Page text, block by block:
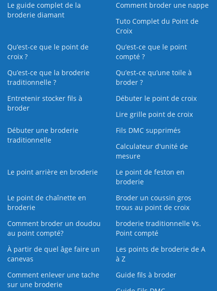
Le guide complet de la
broderie diamant
Comment broder une nappe
Tuto Complet du Point de
Croix
Qu’est-ce que le point de
croix ?
Qu’est-ce que le point
compté ?
Qu’est-ce que la broderie
traditionnelle ?
Qu’est‑ce qu’une toile à
broder ?
Entretenir stocker fils à
broder
Débuter le point de croix
Lire grille point de croix
Débuter une broderie
traditionnelle
Fils DMC supprimés
Calculateur d'unité de
mesure
Le point arrière en broderie
Le point de feston en
broderie
Le point de chaînette en
broderie
Broder un coussin gros
trous au point de croix
Comment broder un doudou
au point compté?
broderie traditionnelle Vs.
Point compté
À partir de quel âge faire un
canevas
Les points de broderie de A
à Z
Comment enlever une tache
sur une broderie
Guide fils à broder